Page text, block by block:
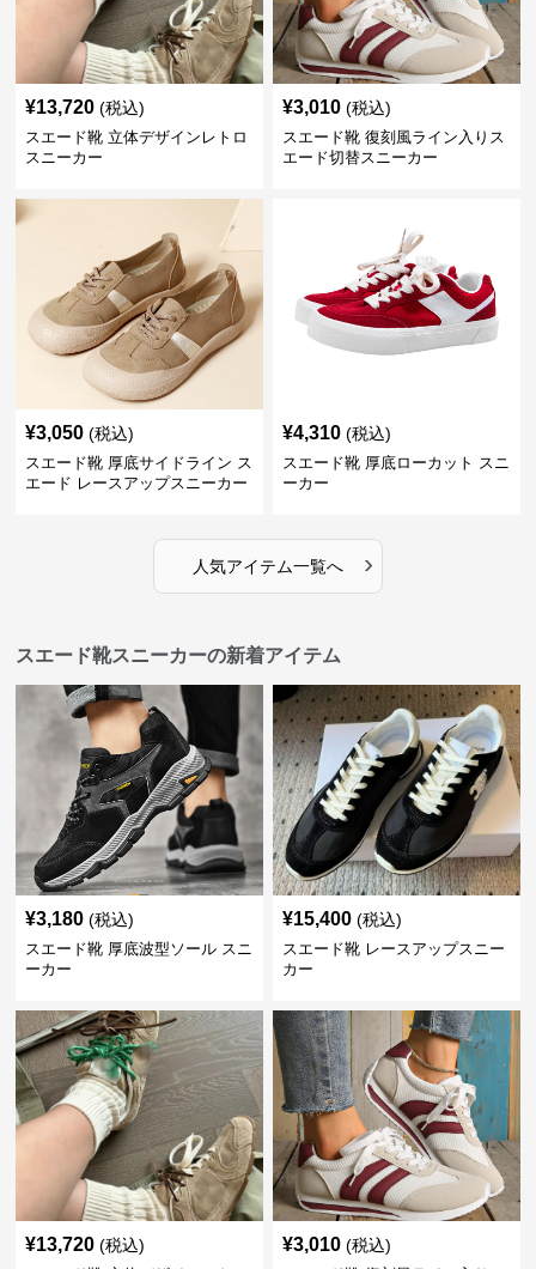
¥13,720 (税込)
スエード靴 立体デザインレトロ
スニーカー
¥3,010 (税込)
スエード靴 復刻風ライン入りス
エード切替スニーカー
¥3,050 (税込)
スエード靴 厚底サイドライン ス
エード レースアップスニーカー
¥4,310 (税込)
スエード靴 厚底ローカット スニ
ーカー
人気アイテム一覧へ ›
スエード靴スニーカーの新着アイテム
¥3,180 (税込)
スエード靴 厚底波型ソール スニ
ーカー
¥15,400 (税込)
スエード靴 レースアップスニー
カー
¥13,720 (税込) ¥3,010 (税込)